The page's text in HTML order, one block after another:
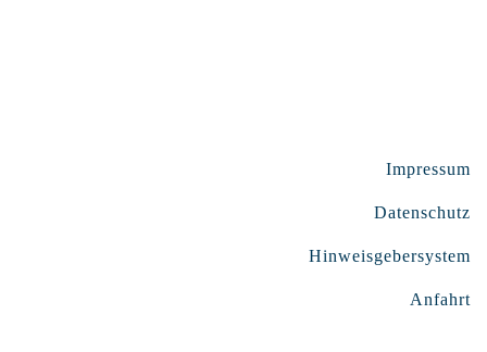
Impressum
Datenschutz
Hinweisgebersystem
Anfahrt